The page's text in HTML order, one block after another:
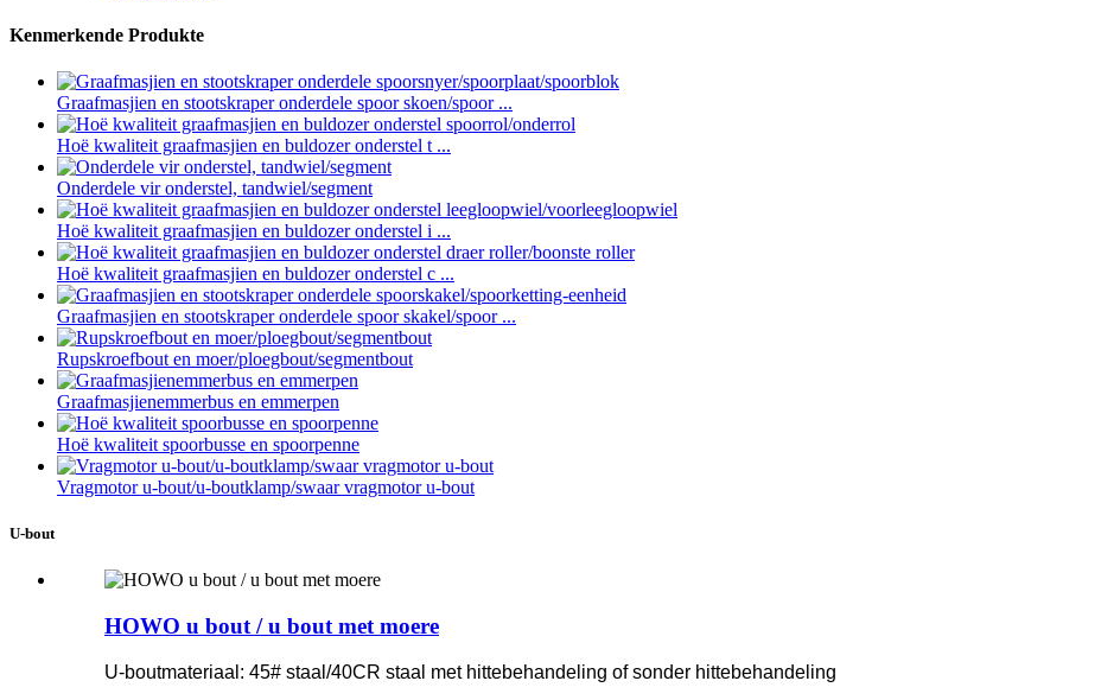
Kenmerkende Produkte
Graafmasjien en stootskraper onderdele spoor skoen/spoor ...
Hoë kwaliteit graafmasjien en buldozer onderstel t ...
Onderdele vir onderstel, tandwiel/segment
Hoë kwaliteit graafmasjien en buldozer onderstel i ...
Hoë kwaliteit graafmasjien en buldozer onderstel c ...
Graafmasjien en stootskraper onderdele spoor skakel/spoor ...
Rupskroefbout en moer/ploegbout/segmentbout
Graafmasjienemmerbus en emmerpen
Hoë kwaliteit spoorbusse en spoorpenne
Vragmotor u-bout/u-boutklamp/swaar vragmotor u-bout
U-bout
HOWO u bout / u bout met moere
U-boutmateriaal: 45# staal/40CR staal met hittebehandeling of sonder hittebehandeling